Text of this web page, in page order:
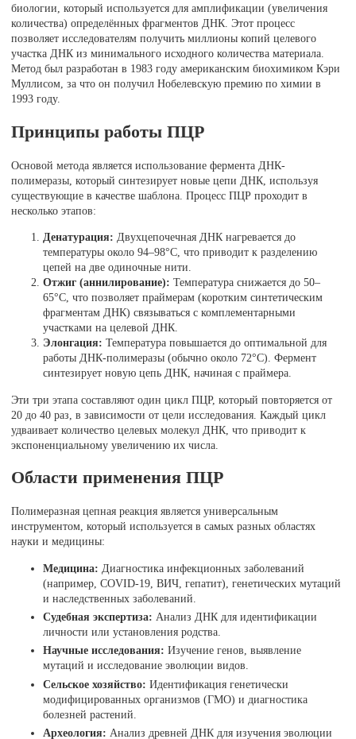
биологии, который используется для амплификации (увеличения
количества) определённых фрагментов ДНК. Этот процесс
позволяет исследователям получить миллионы копий целевого
участка ДНК из минимального исходного количества материала.
Метод был разработан в 1983 году американским биохимиком Кэри
Муллисом, за что он получил Нобелевскую премию по химии в
1993 году.
Принципы работы ПЦР
Основой метода является использование фермента ДНК-
полимеразы, который синтезирует новые цепи ДНК, используя
существующие в качестве шаблона. Процесс ПЦР проходит в
несколько этапов:
Денатурация: Двухцепочечная ДНК нагревается до
температуры около 94–98°C, что приводит к разделению
цепей на две одиночные нити.
Отжиг (аннилирование): Температура снижается до 50–
65°C, что позволяет праймерам (коротким синтетическим
фрагментам ДНК) связываться с комплементарными
участками на целевой ДНК.
Элонгация: Температура повышается до оптимальной для
работы ДНК-полимеразы (обычно около 72°C). Фермент
синтезирует новую цепь ДНК, начиная с праймера.
Эти три этапа составляют один цикл ПЦР, который повторяется от
20 до 40 раз, в зависимости от цели исследования. Каждый цикл
удваивает количество целевых молекул ДНК, что приводит к
экспоненциальному увеличению их числа.
Области применения ПЦР
Полимеразная цепная реакция является универсальным
инструментом, который используется в самых разных областях
науки и медицины:
Медицина: Диагностика инфекционных заболеваний
(например, COVID-19, ВИЧ, гепатит), генетических мутаций
и наследственных заболеваний.
Судебная экспертиза: Анализ ДНК для идентификации
личности или установления родства.
Научные исследования: Изучение генов, выявление
мутаций и исследование эволюции видов.
Сельское хозяйство: Идентификация генетически
модифицированных организмов (ГМО) и диагностика
болезней растений.
Археология: Анализ древней ДНК для изучения эволюции